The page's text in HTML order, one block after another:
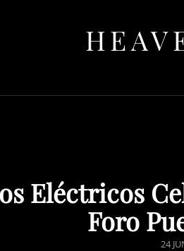
Eléctricos
Foro
24